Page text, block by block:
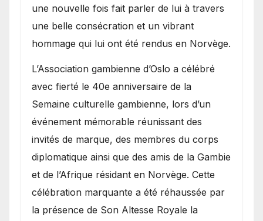
une nouvelle fois fait parler de lui à travers
une belle consécration et un vibrant
hommage qui lui ont été rendus en Norvège.
​L’Association gambienne d’Oslo a célébré
avec fierté le 40e anniversaire de la
Semaine culturelle gambienne, lors d’un
événement mémorable réunissant des
invités de marque, des membres du corps
diplomatique ainsi que des amis de la Gambie
et de l’Afrique résidant en Norvège. Cette
célébration marquante a été réhaussée par
la présence de Son Altesse Royale la